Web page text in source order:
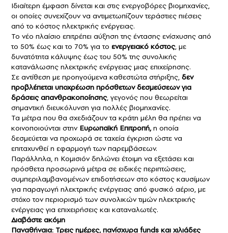
Ιδιαίτερη έμφαση δίνεται και στις ενεργοβόρες βιομηχανίες,
οι οποίες συνεχίζουν να αντιμετωπίζουν τεράστιες πιέσεις
από το κόστος ηλεκτρικής ενέργειας.
Το νέο πλαίσιο επιτρέπει αύξηση της έντασης ενίσχυσης από
το 50% έως και το 70% για το ενεργειακό κόστος, με
δυνατότητα κάλυψης έως του 50% της συνολικής
κατανάλωσης ηλεκτρικής ενέργειας μιας επιχείρησης.
Σε αντίθεση με προηγούμενα καθεστώτα στήριξης, δεν
προβλέπεται υποχρέωση πρόσθετων δεσμεύσεων για
δράσεις απανθρακοποίησης, γεγονός που θεωρείται
σημαντική διευκόλυνση για πολλές βιομηχανίες.
Τα μέτρα που θα σχεδιάζουν τα κράτη μέλη θα πρέπει να
κοινοποιούνται στην Ευρωπαϊκή Επιτροπή,η οποία
δεσμεύεται να προχωρά σε ταχεία έγκριση ώστε να
επιταχυνθεί η εφαρμογή των παρεμβάσεων.
Παράλληλα, η Κομισιόν δηλώνει έτοιμη να εξετάσει και
πρόσθετα προσωρινά μέτρα σε ειδικές περιπτώσεις,
συμπεριλαμβανομένων επιδοτήσεων στο κόστος καυσίμων
για παραγωγή ηλεκτρικής ενέργειας από φυσικό αέριο, με
στόχο τον περιορισμό των συνολικών τιμών ηλεκτρικής
ενέργειας για επιχειρήσεις και καταναλωτές.
Διαβάστε ακόμη
Παναθήναια: Τρεις ημέρες, πανίσχυρα funds και χιλιάδες